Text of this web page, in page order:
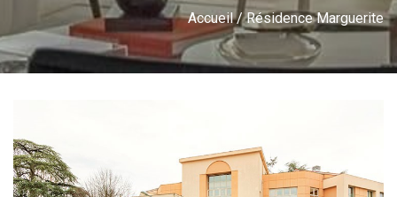
Accueil/ Résidence Marguerite